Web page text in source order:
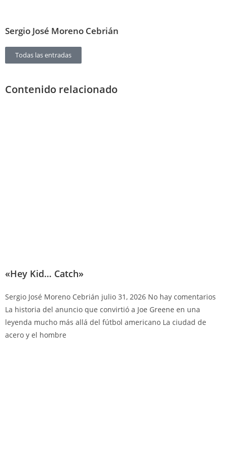
Sergio José Moreno Cebrián
Todas las entradas
Contenido relacionado
«Hey Kid… Catch»
Sergio José Moreno Cebrián julio 31, 2026 No hay comentarios
La historia del anuncio que convirtió a Joe Greene en una
leyenda mucho más allá del fútbol americano La ciudad de
acero y el hombre